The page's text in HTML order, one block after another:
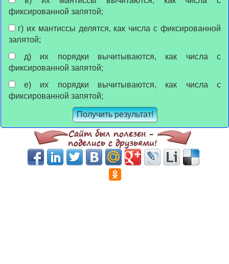
фиксированной запятой;
запятой;
фиксированной запятой;
фиксированной запятой;